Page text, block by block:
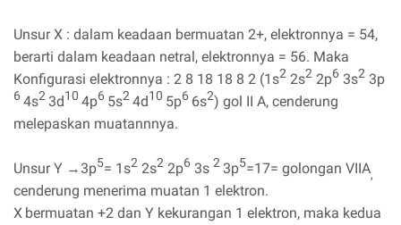
Unsur X : dalam keadaan bermuatan 2+, elektronnya = 54,
berarti dalam keadaan netral, elektronnya = 56. Maka
Konfigurasi elektronnya : 2 8 18 18 8 2 (1s2 2s2 2p6 3s2 3p
6 4s23d10 4p6 5s24d10 5p6 6s2) gol II A, cenderung
melepaskan muatannnya.
Unsur Y →3p5= 1s2 2s2 2p6 3s 23p5=17= golongan VIIA,
cenderung menerima muatan 1 elektron.
X bermuatan +2 dan Y kekurangan 1 elektron, maka kedua